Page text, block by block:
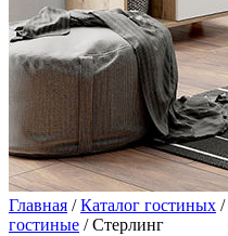
Главная /Каталог гостиных /
гостиные / Стерлинг